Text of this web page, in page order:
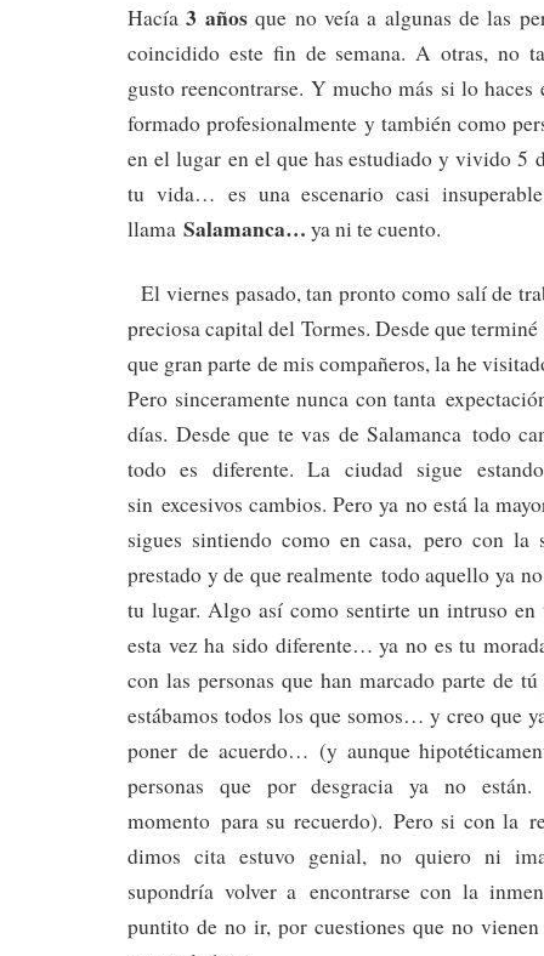
Hacía3 añosque no veía a algunas de las
coincidido este fin de semana. A otras, no
gusto reencontrarse. Y mucho más si lo
formado profesionalmente y también como
en el lugar en el que has estudiado y vivido 5
tu vida… es una escenario casi
llama Salamanca… ya ni te cuento.
El viernes pasado, tan pronto como salí de
preciosa capital del Tormes. Desde que
que gran parte de mis compañeros, la he
Pero sinceramente nunca con tanta
días. Desde que te vas de Salamanca todo
todo es diferente. La ciudad sigue
sin excesivos cambios. Pero ya no está la
sigues sintiendo como en casa, pero con la
prestado y de que realmente todo aquello ya
tu lugar. Algo así como sentirte un intruso
esta vez ha sido diferente… ya no es tu
con las personas que han marcado parte de
estábamos todos los que somos… y creo que
poner de acuerdo… (y aunque
personas que por desgracia ya no
momento para su recuerdo). Pero si con la
dimos cita estuvo genial, no quiero ni
supondría volver a encontrarse con la
puntito de no ir, por cuestiones que no